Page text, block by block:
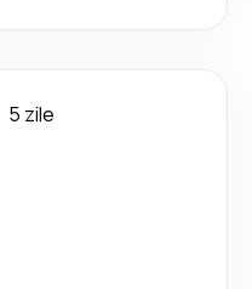
5 zile